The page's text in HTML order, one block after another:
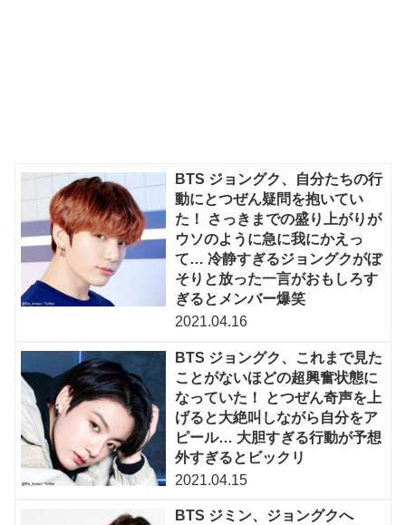
BTS ジョングク、自分たちの行
動にとつぜん疑問を抱いてい
た！ さっきまでの盛り上がりが
ウソのように急に我にかえっ
て… 冷静すぎるジョングクがぼ
そりと放った一言がおもしろす
ぎるとメンバー爆笑
2021.04.16
BTS ジョングク、これまで見た
ことがないほどの超興奮状態に
なっていた！ とつぜん奇声を上
げると大絶叫しながら自分をア
ピール… 大胆すぎる行動が予想
外すぎるとビックリ
2021.04.15
BTS ジミン、ジョングクへ